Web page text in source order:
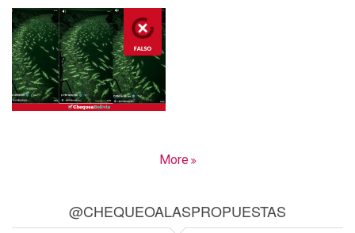
More
@CHEQUEOALASPROPUESTAS